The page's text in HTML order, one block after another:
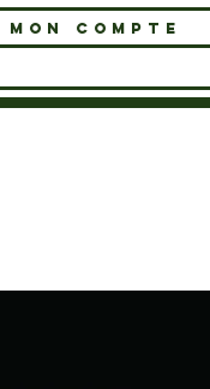
MON COMPTE